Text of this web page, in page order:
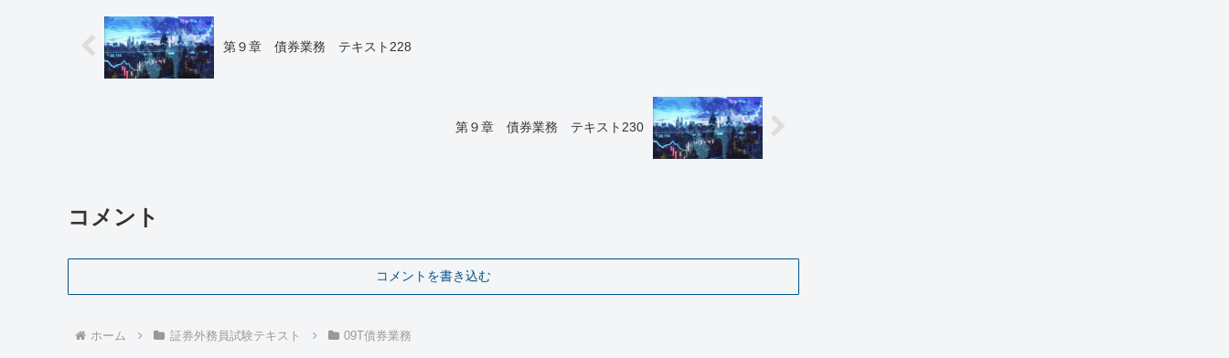
第９章 債券業務 テキスト228
第９章 債券業務 テキスト230
コメント
コメントを書き込む
ホーム 証券外務員試験テキスト 09T債券業務